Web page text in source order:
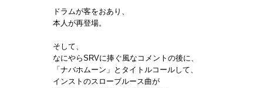
ドラムが客をおあり、
本人が再登場。
そして、
なにやらSRVに捧ぐ風なコメントの後に、
「ナバホムーン」とタイトルコールして、
インストのスローブルース曲が